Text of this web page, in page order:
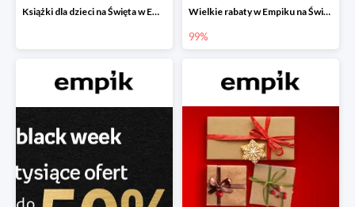
Książki dla dzieci na Święta w Empiku do -40% Wielkie rabaty w Empiku na Święta - piąty produkt -99%
99%